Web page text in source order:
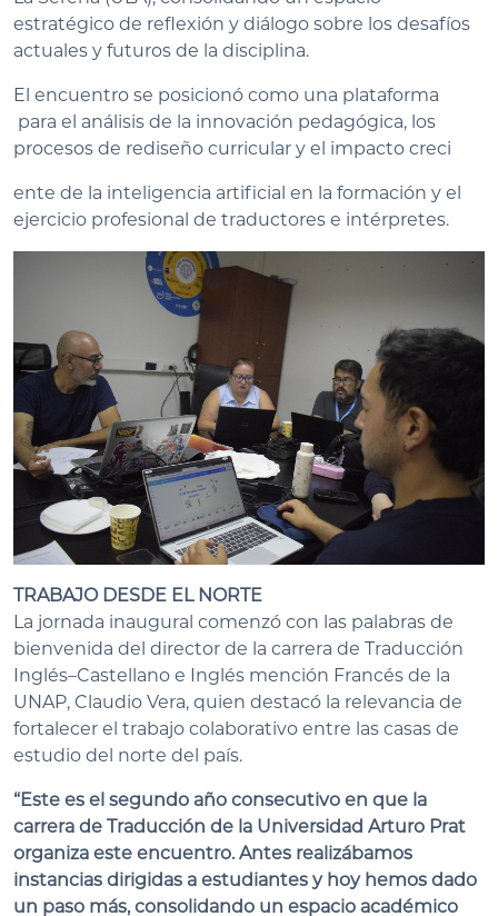
estratégico de reflexión y diálogo sobre los desafíos
actuales y futuros de la disciplina.
El encuentro se posicionó como una plataforma
para el análisis de la innovación pedagógica, los
procesos de rediseño curricular y el impacto creci
ente de la inteligencia artificial en la formación y el
ejercicio profesional de traductores e intérpretes.
TRABAJO DESDE EL NORTE
La jornada inaugural comenzó con las palabras de
bienvenida del director de la carrera de Traducción
Inglés–Castellano e Inglés mención Francés de la
UNAP, Claudio Vera, quien destacó la relevancia de
fortalecer el trabajo colaborativo entre las casas de
estudio del norte del país.
“Este es el segundo año consecutivo en que la
carrera de Traducción de la Universidad Arturo Prat
organiza este encuentro. Antes realizábamos
instancias dirigidas a estudiantes y hoy hemos dado
un paso más, consolidando un espacio académico